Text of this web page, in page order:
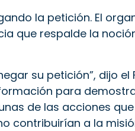
la petición. El
que respalde la
su petición”, dijo el
para
de las acciones
contribuirían a la